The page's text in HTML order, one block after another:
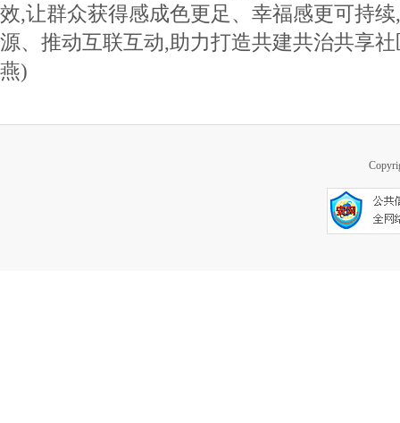
效,让群众获得感成色更足、幸福感更可持
源、推动互联互动,助力打造共建共治共享
燕)